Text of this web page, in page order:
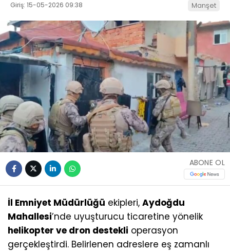
Giriş: 15-05-2026 09:38 Manşet
ABONE OL
İl Emniyet Müdürlüğü ekipleri, Aydoğdu
Mahallesi’nde uyuşturucu ticaretine yönelik
helikopter ve dron destekli operasyon
gerçekleştirdi. Belirlenen adreslere eş zamanlı